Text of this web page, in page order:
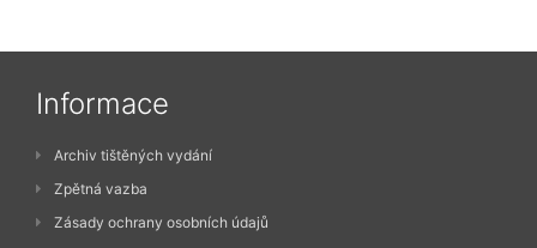
Informace
Archiv tištěných vydání
Zpětná vazba
Zásady ochrany osobních údajů